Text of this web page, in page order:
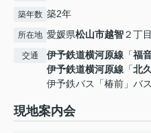
築年数 築2年
所在地 愛媛県松山市越智２丁
交通 伊予鉄道横河原線 「福
伊予鉄道横河原線 「北
伊予鉄バス「椿前」バ
現地案内会